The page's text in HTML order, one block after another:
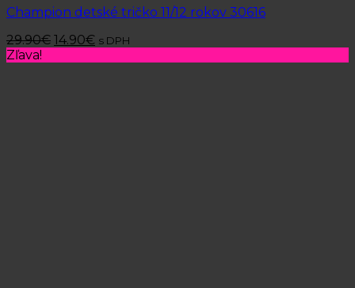
Champion detské tričko 11/12 rokov 30616
29.90€ 14.90€ s DPH
Zľava!